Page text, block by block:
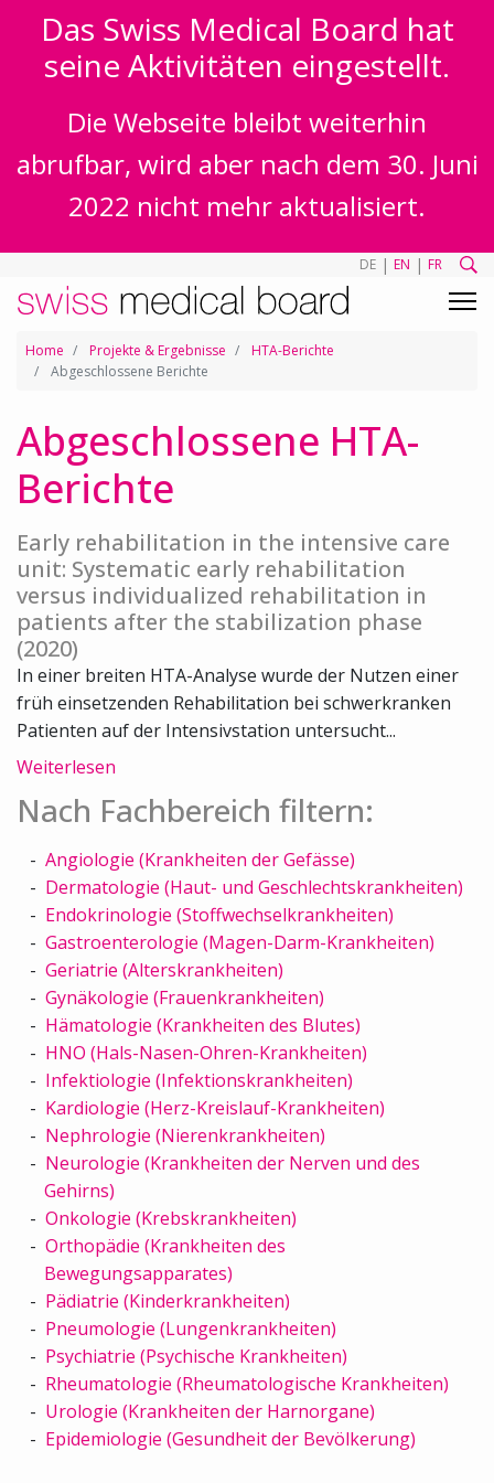
Das Swiss Medical Board hat
seine Aktivitäten eingestellt.
Die Webseite bleibt weiterhin
abrufbar, wird aber nach dem 30. Juni
2022 nicht mehr aktualisiert.
DE | EN | FR
Home Projekte & Ergebnisse
HTA-Berichte
Abgeschlossene Berichte
Abgeschlossene HTA-
Berichte
Early rehabilitation in the intensive care
unit: Systematic early rehabilitation
versus individualized rehabilitation in
patients after the stabilization phase
(2020)
In einer breiten HTA-Analyse wurde der Nutzen einer
früh einsetzenden Rehabilitation bei schwerkranken
Patienten auf der Intensivstation untersucht...
Weiterlesen
Nach Fachbereich filtern:
Angiologie (Krankheiten der Gefässe)
Dermatologie (Haut- und Geschlechtskrankheiten)
Endokrinologie (Stoffwechselkrankheiten)
Gastroenterologie (Magen-Darm-Krankheiten)
Geriatrie (Alterskrankheiten)
Gynäkologie (Frauenkrankheiten)
Hämatologie (Krankheiten des Blutes)
HNO (Hals-Nasen-Ohren-Krankheiten)
Infektiologie (Infektionskrankheiten)
Kardiologie (Herz-Kreislauf-Krankheiten)
Nephrologie (Nierenkrankheiten)
Neurologie (Krankheiten der Nerven und des
Gehirns)
Onkologie (Krebskrankheiten)
Orthopädie (Krankheiten des
Bewegungsapparates)
Pädiatrie (Kinderkrankheiten)
Pneumologie (Lungenkrankheiten)
Psychiatrie (Psychische Krankheiten)
Rheumatologie (Rheumatologische Krankheiten)
Urologie (Krankheiten der Harnorgane)
Epidemiologie (Gesundheit der Bevölkerung)